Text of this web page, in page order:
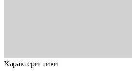
Характеристики